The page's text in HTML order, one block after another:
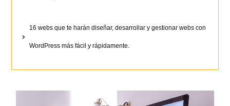
16 webs que te harán diseñar, desarrollar y gestionar webs con
WordPress más fácil y rápidamente.